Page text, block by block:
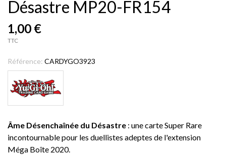
Désastre MP20-FR154
1,00 €
TTC
Référence: CARDYGO3923
Âme Désenchaînée du Désastre : une carte Super Rare
incontournable pour les duellistes adeptes de l'extension
Méga Boîte 2020.